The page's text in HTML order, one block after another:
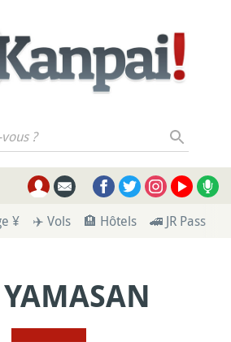
vous ?
¥ ✈️ Vols 🏨 Hôtels 🚄 JR Pass
YAMASAN